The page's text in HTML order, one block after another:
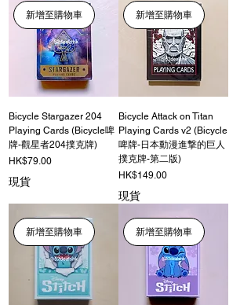
新增至購物車
Bicycle Stargazer 204
Playing Cards (Bicycle啤
牌-觀星者204撲克牌)
價格
HK$79.00
現貨
新增至購物車
Bicycle Attack on Titan
Playing Cards v2 (Bicycle
啤牌-日本動漫進撃的巨人
撲克牌-第二版)
價格
HK$149.00
現貨
新增至購物車 新增至購物車